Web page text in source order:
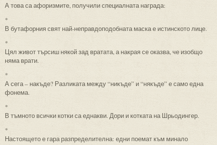
А това са афоризмите, получили специалната награда:
*
В бутафорния свят най-неправдоподобната маска е истинското лице.
*
Цял живот търсиш някой зад вратата, а накрая се оказва, че изобщо
няма врати.
*
А сега – накъде? Разликата между “никъде” и “някъде” е само една
фонема.
*
В тъмното всички котки са еднакви. Дори и котката на Шрьодингер.
*
Настоящето е гара разпределителна: едни поемат към минало